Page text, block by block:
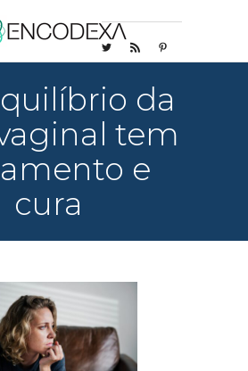
da
tem
e
cura